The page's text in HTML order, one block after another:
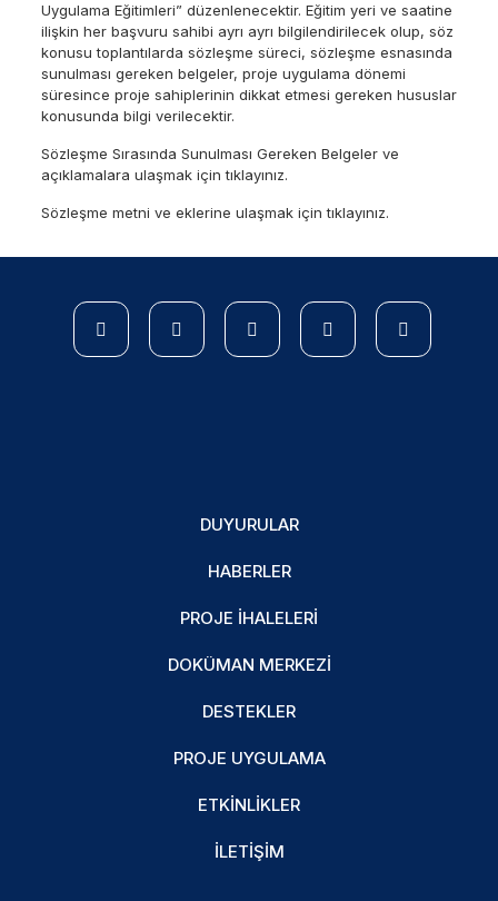
Uygulama Eğitimleri” düzenlenecektir. Eğitim yeri ve saatine
ilişkin her başvuru sahibi ayrı ayrı bilgilendirilecek olup, söz
konusu toplantılarda sözleşme süreci, sözleşme esnasında
sunulması gereken belgeler, proje uygulama dönemi
süresince proje sahiplerinin dikkat etmesi gereken hususlar
konusunda bilgi verilecektir.
Sözleşme Sırasında Sunulması Gereken Belgeler ve
açıklamalara ulaşmak içintıklayınız.
Sözleşme metni ve eklerine ulaşmak içintıklayınız.
DUYURULAR
HABERLER
PROJE İHALELERI
DOKÜMAN MERKEZI
DESTEKLER
PROJE UYGULAMA
ETKINLIKLER
İLETIŞIM